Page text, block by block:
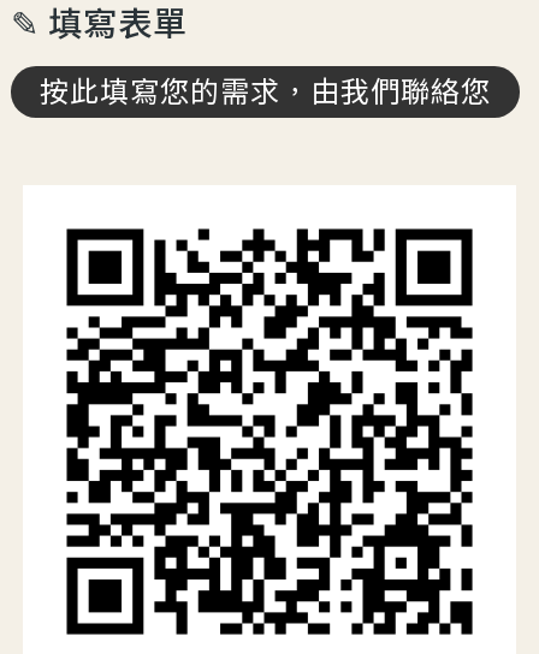
✎ 填寫表單
按此填寫您的需求，由我們聯絡您